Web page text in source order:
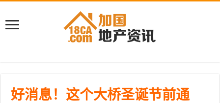
好消息！这个大桥圣诞节前通